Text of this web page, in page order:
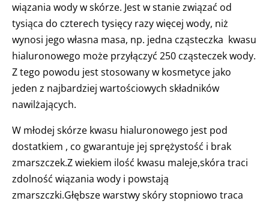
wiązania wody w skórze. Jest w stanie związać od
tysiąca do czterech tysięcy razy więcej wody, niż
wynosi jego własna masa, np. jedna cząsteczka kwasu
hialuronowego może przyłączyć 250 cząsteczek wody.
Z tego powodu jest stosowany w kosmetyce jako
jeden z najbardziej wartościowych składników
nawilżających.
W młodej skórze kwasu hialuronowego jest pod
dostatkiem , co gwarantuje jej sprężystość i brak
zmarszczek.Z wiekiem ilość kwasu maleje,skóra traci
zdolność wiązania wody i powstają
zmarszczki.Głębsze warstwy skóry stopniowo traca